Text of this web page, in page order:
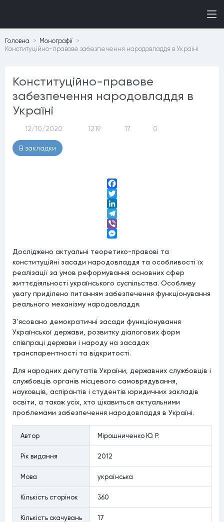
Головна
Монографiї
Конституційно-правове забезпечення народовладдя в Україні
Конституційно-правове
забезпечення народовладдя в
Україні
12/10/2020 1219 17 0
В закладки
Facebook
Twitter
LinkedIn
Telegram
Viber
Досліджено актуальні теоретико-правові та
конституційні засади народовладдя та особливості їх
реалізації за умов реформування основних сфер
життєдіяльності українського суспільства. Особливу
увагу приділено питанням забезпечення функціонування
реального механізму народовладдя.
З’ясовано демократичні засади функціонування
Української держави, розвитку діалогових форм
співпраці держави і народу на засадах
транспарентності та відкритості.
Для народних депутатів України, державних службовців і
службовців органів місцевого самоврядування,
науковців, аспірантів і студентів юридичних закладів
освіти, а також усіх, хто цікавиться актуальними
проблемами забезпечення народовладдя в Україні.
Автор Мірошниченко Ю. Р.
Рiк видання 2012
Мова українська
Кiлькiсть сторiнок 360
Кiлькiсть скачувань 17